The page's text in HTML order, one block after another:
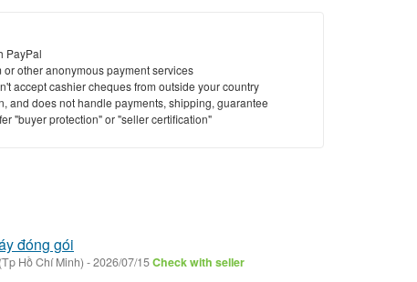
PayPal
other anonymous payment services
accept cashier cheques from outside your country
and does not handle payments, shipping, guarantee
"buyer protection" or "seller certification"
đóng gói
Hồ Chí Minh) -2026/07/15Check with seller